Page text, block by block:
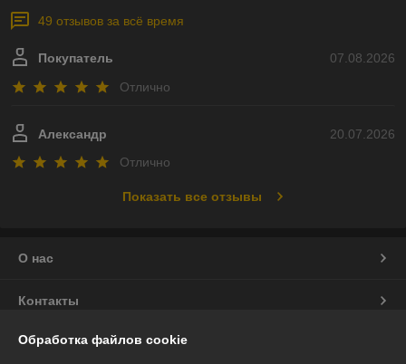
49 отзывов за всё время
07.08.2026
Покупатель
Отлично
20.07.2026
Александр
Отлично
Показать все отзывы
О нас
Контакты
Доставка и оплата
Обработка файлов cookie